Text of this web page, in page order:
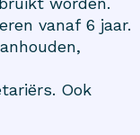
vanaf 6 jaar.
Ook